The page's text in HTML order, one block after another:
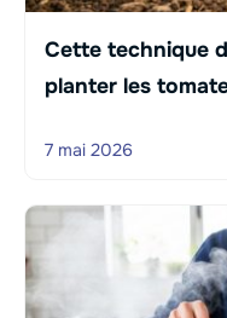
Cette technique
planter les
7 mai 2026